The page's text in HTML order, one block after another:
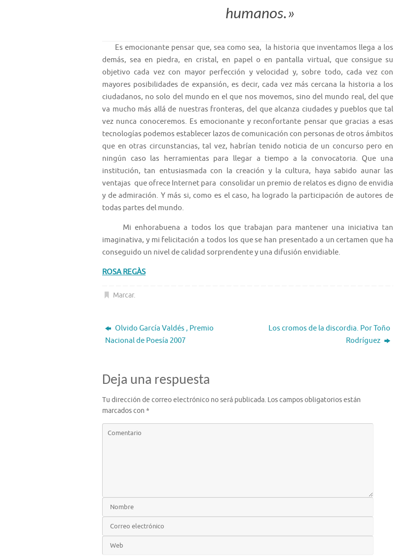
humanos.»
Es emocionante pensar que, sea como sea, la historia que inventamos llega a los
demás, sea en piedra, en cristal, en papel o en pantalla virtual, que consigue su
objetivo cada vez con mayor perfección y velocidad y, sobre todo, cada vez con
mayores posibilidades de expansión, es decir, cada vez más cercana la historia a los
ciudadanos, no solo del mundo en el que nos movemos, sino del mundo real, del que
va mucho más allá de nuestras fronteras, del que alcanza ciudades y pueblos que tal
vez nunca conoceremos. Es emocionante y reconfortante pensar que gracias a esas
tecnologías podemos establecer lazos de comunicación con personas de otros ámbitos
que en otras circunstancias, tal vez, habrían tenido noticia de un concurso pero en
ningún caso las herramientas para llegar a tiempo a la convocatoria. Que una
institución, tan entusiasmada con la creación y la cultura, haya sabido aunar las
ventajas que ofrece Internet para consolidar un premio de relatos es digno de envidia
y de admiración. Y más si, como es el caso, ha logrado la participación de autores de
todas partes del mundo.
Mi enhorabuena a todos los que trabajan para mantener una iniciativa tan
imaginativa, y mi felicitación a todos los que se han presentado a un certamen que ha
conseguido un nivel de calidad sorprendente y una difusión envidiable.
ROSA REGÀS
Marcar.
Olvido García Valdés , Premio
Nacional de Poesía 2007
Los cromos de la discordia. Por Toño
Rodríguez
Deja una respuesta
Tu dirección de correo electrónico no será publicada. Los campos obligatorios están
marcados con *